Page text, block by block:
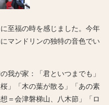
至福の時を感じました。今年
マンドリンの独特の音色でい
我が家：「君といつまでも」
」「木の葉が散る」「あの素
＝会津磐梯山、八木節」「ロ